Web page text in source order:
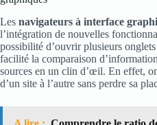
Les navigateurs à interface
l’intégration de nouvelles
possibilité d’ouvrir plusieurs
facilité la comparaison
sources en un clin d’œil. En effet,
d’un site à l’autre sans perdre sa